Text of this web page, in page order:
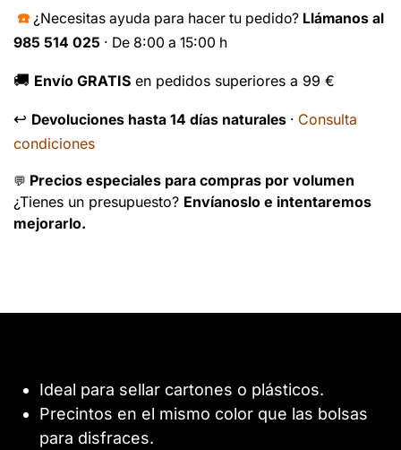
☎️ ¿Necesitas ayuda para hacer tu pedido? Llámanos al
985 514 025 · De 8:00 a 15:00 h
🚚 Envío GRATIS en pedidos superiores a 99 €
↩️ Devoluciones hasta 14 días naturales · Consulta
condiciones
💬 Precios especiales para compras por volumen
¿Tienes un presupuesto? Envíanoslo e intentaremos
mejorarlo.
Ideal para sellar cartones o plásticos.
Precintos en el mismo color que las bolsas
para disfraces.